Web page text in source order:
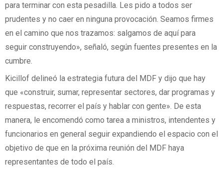
para terminar con esta pesadilla. Les pido a todos ser
prudentes y no caer en ninguna provocación. Seamos firmes
en el camino que nos trazamos: salgamos de aquí para
seguir construyendo», señaló, según fuentes presentes en la
cumbre.
Kicillof delineó la estrategia futura del MDF y dijo que hay
que «construir, sumar, representar sectores, dar programas y
respuestas, recorrer el país y hablar con gente». De esta
manera, le encomendó como tarea a ministros, intendentes y
funcionarios en general seguir expandiendo el espacio con el
objetivo de que en la próxima reunión del MDF haya
representantes de todo el país.